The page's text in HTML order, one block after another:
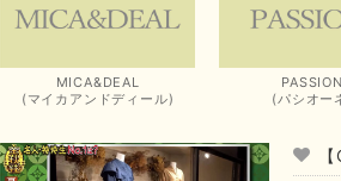
MICA&DEAL
(マイカアンドディール)
(パシオー